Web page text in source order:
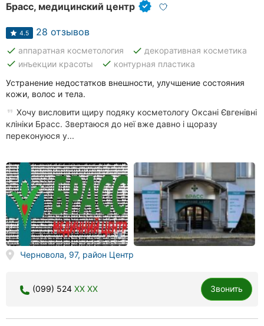
Брасс, медицинский центр
4.5 28 отзывов
done аппаратная косметология done декоративная косметика
done инъекции красоты done контурная пластика
Устранение недостатков внешности, улучшение состояния
кожи, волос и тела.
Хочу висловити щиру подяку косметологу Оксані Євгенівні
клініки Брасс. Звертаюся до неї вже давно і щоразу
переконуюся у...
Черновола, 97, район Центр
(099) 524 XX XX Звонить